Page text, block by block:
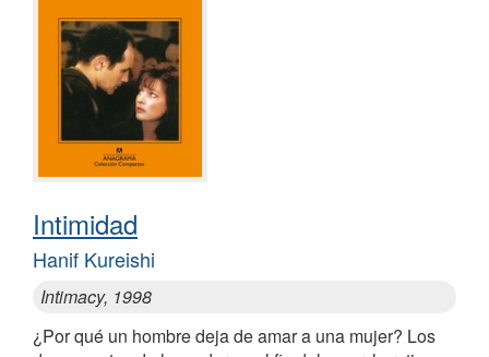
Intimidad
Hanif Kureishi
Intimacy, 1998
¿Por qué un hombre deja de amar a una mujer? Los